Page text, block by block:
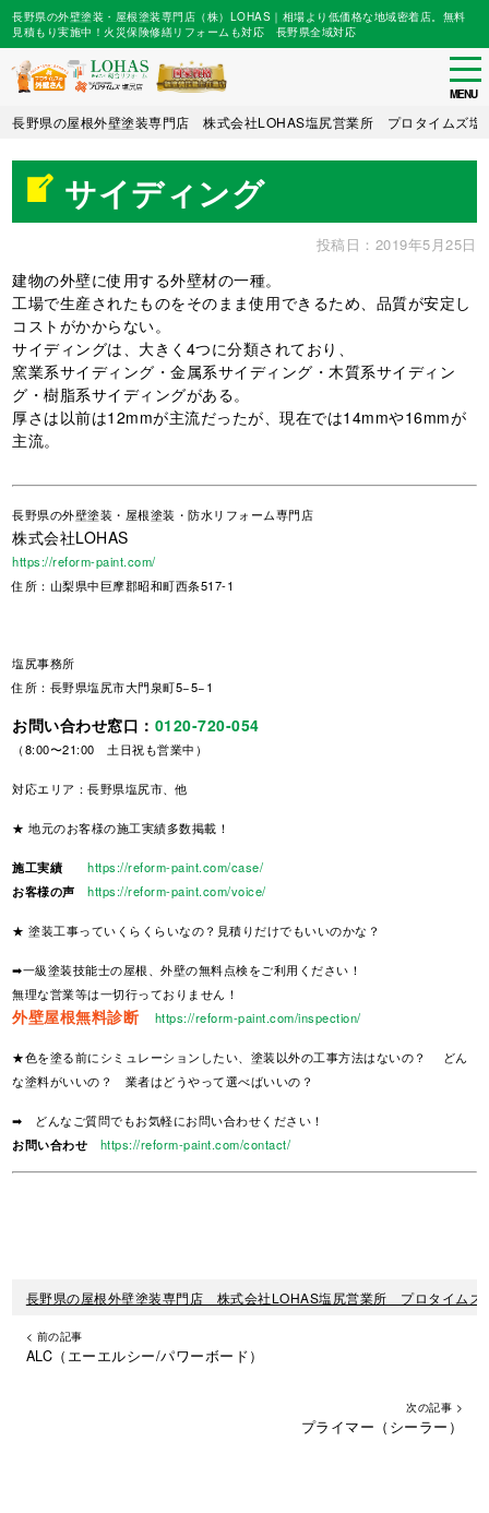
Skip
main
content
長野県の外壁塗装・屋根塗装専門店（株）LOHAS｜相場より低価格な地域密着店。無料
見積もり実施中！火災保険修繕リフォームも対応 長野県全域対応
MENU
長野県の屋根外壁塗装専門店 株式会社LOHAS塩尻営業所 プロタイムズ塩
サイディング
投稿日：2019年5月25日
建物の外壁に使用する外壁材の一種。
工場で生産されたものをそのまま使用できるため、品質が安定し
コストがかからない。
サイディングは、大きく4つに分類されており、
窯業系サイディング・金属系サイディング・木質系サイディン
グ・樹脂系サイディングがある。
厚さは以前は12mmが主流だったが、現在では14mmや16mmが
主流。
長野県の外壁塗装・屋根塗装・防水リフォーム専門店
株式会社LOHAS
https://reform-paint.com/
住所：山梨県中巨摩郡昭和町西条517-1
塩尻事務所
住所：長野県塩尻市大門泉町5−5−1
お問い合わせ窓口： 0120-720-054
（8:00〜21:00 土日祝も営業中）
対応エリア：長野県塩尻市、他
★ 地元のお客様の施工実績多数掲載！
施工実績
https://reform-paint.com/case/
お客様の声
https://reform-paint.com/voice/
★ 塗装工事っていくらくらいなの？見積りだけでもいいのかな？
➡一級塗装技能士の屋根、外壁の無料点検をご利用ください！
無理な営業等は一切行っておりません！
外壁屋根無料診断 https://reform-paint.com/inspection/
★色を塗る前にシミュレーションしたい、塗装以外の工事方法はないの？ どん
な塗料がいいの？ 業者はどうやって選べばいいの？
➡ どんなご質問でもお気軽にお問い合わせください！
お問い合わせ
https://reform-paint.com/contact/
長野県の屋根外壁塗装専門店 株式会社LOHAS塩尻営業所 プロタイムズ
< 前の記事
ALC（エーエルシー/パワーボード）
次の記事 >
プライマー（シーラー）